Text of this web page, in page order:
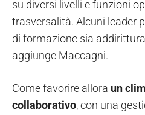
su diversi livelli e funzioni
trasversalità. Alcuni leader
di formazione sia
aggiunge Maccagni.
Come favorire allora un
collaborativo, con una